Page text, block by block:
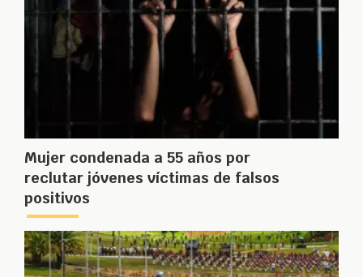
Mujer condenada a 55 años por
reclutar jóvenes víctimas de falsos
positivos